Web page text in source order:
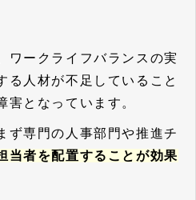
ワークライフバランスの実
る人材が不足していること
害となっています。
ず専門の人事部門や推進チ
当者を配置することが効果